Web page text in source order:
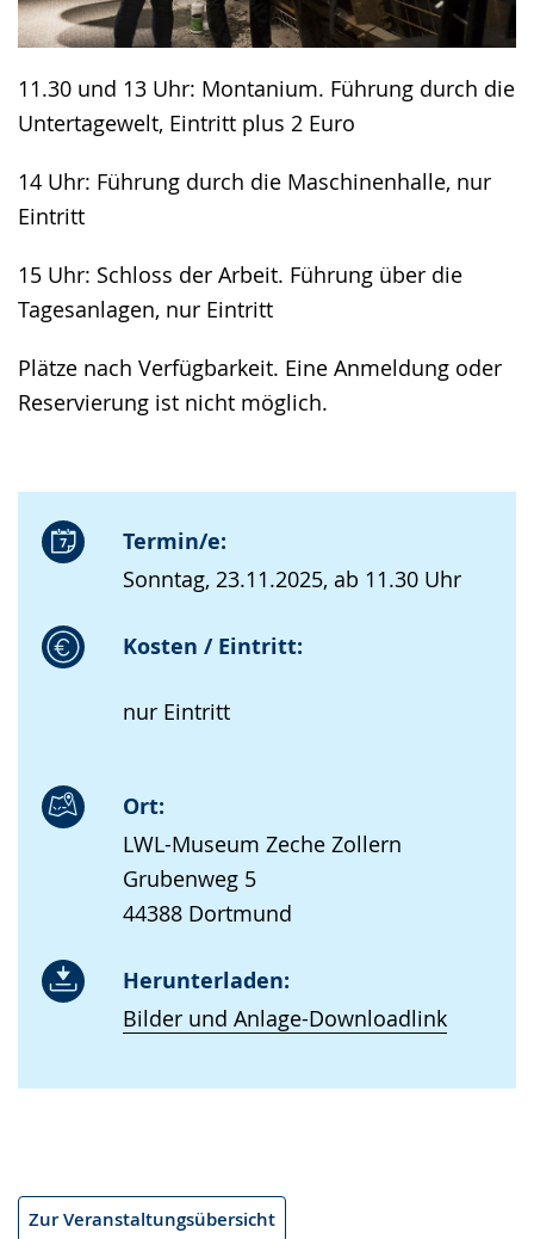
11.30 und 13 Uhr: Montanium. Führung durch die
Untertagewelt, Eintritt plus 2 Euro
14 Uhr: Führung durch die Maschinenhalle, nur
Eintritt
15 Uhr: Schloss der Arbeit. Führung über die
Tagesanlagen, nur Eintritt
Plätze nach Verfügbarkeit. Eine Anmeldung oder
Reservierung ist nicht möglich.
Termin/e:
Sonntag, 23.11.2025, ab 11.30 Uhr
Kosten / Eintritt:
nur Eintritt
Ort:
LWL-Museum Zeche Zollern
Grubenweg 5
44388 Dortmund
Herunterladen:
Bilder und Anlage-Downloadlink
Zur Veranstaltungsübersicht